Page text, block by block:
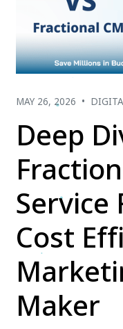
MAY 26, 2026 •
Deep
Service
Cost
Maker